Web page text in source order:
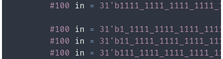
#100 in =
#100 in =
#100 in =
#100 in =